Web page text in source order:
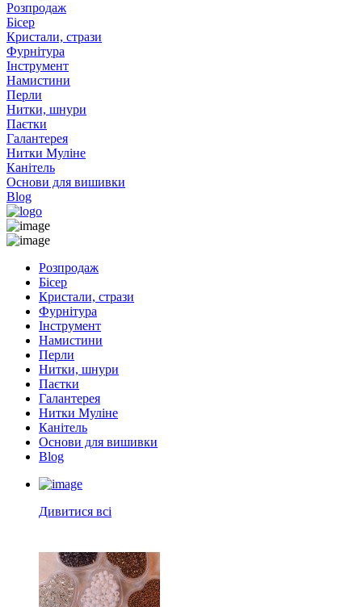
Розпродаж
Бісер
Кристали, стрази
Фурнітура
Інструмент
Намистини
Перли
Нитки, шнури
Паєтки
Галантерея
Нитки Муліне
Канітель
Основи для вишивки
Blog
Розпродаж
Бісер
Кристали, стрази
Фурнітура
Інструмент
Намистини
Перли
Нитки, шнури
Паєтки
Галантерея
Нитки Муліне
Канітель
Основи для вишивки
Blog
Дивитися всі